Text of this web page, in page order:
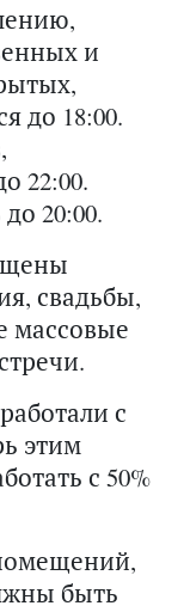
и
до 18:00.
22:00.
20:00.
свадьбы,
массовые
с
этим
с 50%
быть